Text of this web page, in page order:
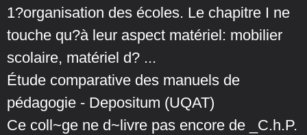
1?organisation des écoles. Le chapitre I ne
touche qu?à leur aspect matériel: mobilier
scolaire, matériel d? ...
Étude comparative des manuels de
pédagogie - Depositum (UQAT)
Ce coll~ge ne d~livre pas encore de _C.h.P.